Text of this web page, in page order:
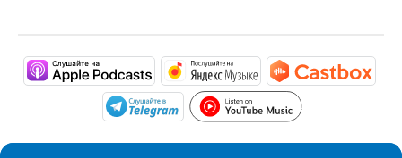
https://podcasts.apple.com/ru/
https://
https://t.me/mavestreambot/
https://